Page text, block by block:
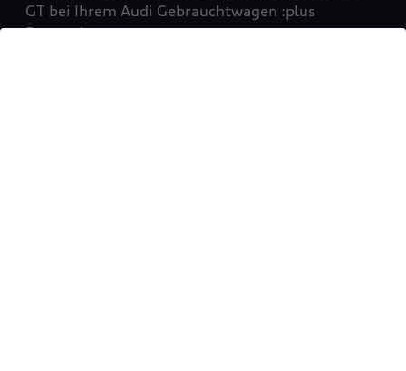
GT bei Ihrem Audi Gebrauchtwagen :plus
Partner!